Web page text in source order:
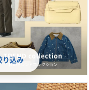
り込み